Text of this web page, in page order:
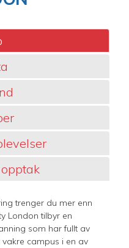
trenger du mer enn
London tilbyr en
som har fullt av
campus i en av